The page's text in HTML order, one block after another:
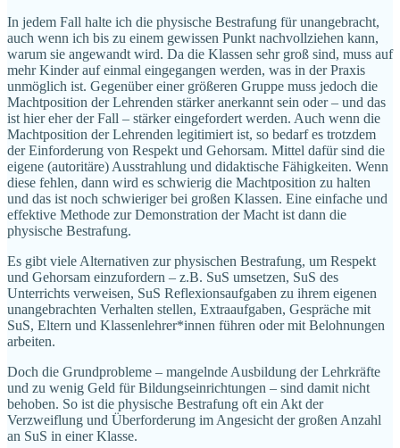
In jedem Fall halte ich die physische Bestrafung für unangebracht,
auch wenn ich bis zu einem gewissen Punkt nachvollziehen kann,
warum sie angewandt wird. Da die Klassen sehr groß sind, muss auf
mehr Kinder auf einmal eingegangen werden, was in der Praxis
unmöglich ist. Gegenüber einer größeren Gruppe muss jedoch die
Machtposition der Lehrenden stärker anerkannt sein oder – und das
ist hier eher der Fall – stärker eingefordert werden. Auch wenn die
Machtposition der Lehrenden legitimiert ist, so bedarf es trotzdem
der Einforderung von Respekt und Gehorsam. Mittel dafür sind die
eigene (autoritäre) Ausstrahlung und didaktische Fähigkeiten. Wenn
diese fehlen, dann wird es schwierig die Machtposition zu halten
und das ist noch schwieriger bei großen Klassen. Eine einfache und
effektive Methode zur Demonstration der Macht ist dann die
physische Bestrafung.
Es gibt viele Alternativen zur physischen Bestrafung, um Respekt
und Gehorsam einzufordern – z.B. SuS umsetzen, SuS des
Unterrichts verweisen, SuS Reflexionsaufgaben zu ihrem eigenen
unangebrachten Verhalten stellen, Extraaufgaben, Gespräche mit
SuS, Eltern und Klassenlehrer*innen führen oder mit Belohnungen
arbeiten.
Doch die Grundprobleme – mangelnde Ausbildung der Lehrkräfte
und zu wenig Geld für Bildungseinrichtungen – sind damit nicht
behoben. So ist die physische Bestrafung oft ein Akt der
Verzweiflung und Überforderung im Angesicht der großen Anzahl
an SuS in einer Klasse.